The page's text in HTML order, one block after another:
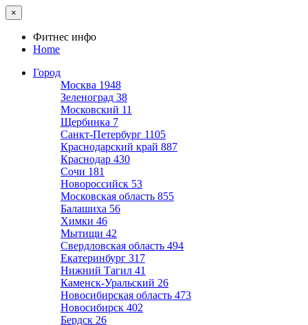
×
Фитнес инфо
Home
Город
Москва 1948
Зеленоград 38
Московский 11
Щербинка 7
Санкт-Петербург 1105
Краснодарский край 887
Краснодар 430
Сочи 181
Новороссийск 53
Московская область 855
Балашиха 56
Химки 46
Мытищи 42
Свердловская область 494
Екатеринбург 317
Нижний Тагил 41
Каменск-Уральский 26
Новосибирская область 473
Новосибирск 402
Бердск 26